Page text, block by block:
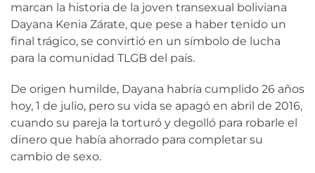
marcan la historia de la joven transexual boliviana
Dayana Kenia Zárate, que pese a haber tenido un
final trágico, se convirtió en un símbolo de lucha
para la comunidad TLGB del país.
De origen humilde, Dayana habría cumplido 26 años
hoy, 1 de julio, pero su vida se apagó en abril de 2016,
cuando su pareja la torturó y degolló para robarle el
dinero que había ahorrado para completar su
cambio de sexo.